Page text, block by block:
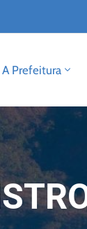
A Prefeitura